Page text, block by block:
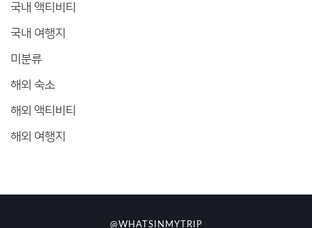
국내 액티비티
국내 여행지
미분류
해외 숙소
해외 액티비티
해외 여행지
@WHATSINMYTRIP